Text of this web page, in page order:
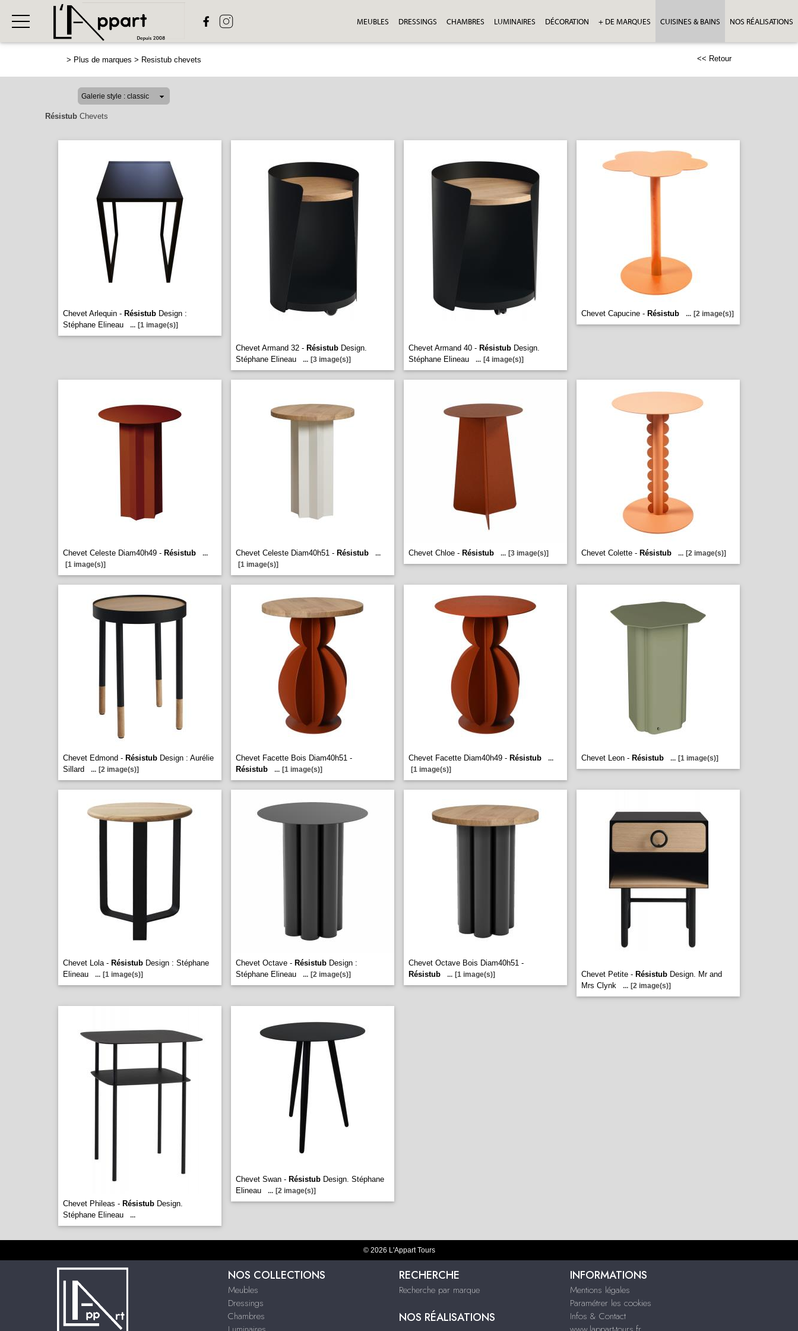
MEUBLES DRESSINGS CHAMBRES LUMINAIRES DÉCORATION + DE MARQUES CUISINES & BAINS NOS RÉALISATIONS
> Plus de marques > Resistub chevets << Retour
Résistub Chevets
Chevet Arlequin - Résistub Design :
Stéphane Elineau
... [1 image(s)]
Chevet Armand 32 - Résistub Design.
Stéphane Elineau
... [3 image(s)]
Chevet Armand 40 - Résistub Design.
Stéphane Elineau
... [4 image(s)]
Chevet Capucine - Résistub ... [2 image(s)]
Chevet Celeste Diam40h49 - Résistub
...
[1 image(s)]
Chevet Celeste Diam40h51 - Résistub
...
[1 image(s)]
Chevet Chloe - Résistub ... [3 image(s)] Chevet Colette - Résistub ... [2 image(s)]
Chevet Edmond - Résistub Design : Aurélie
Sillard
... [2 image(s)]
Chevet Facette Bois Diam40h51 -
Résistub
... [1 image(s)]
Chevet Facette Diam40h49 - Résistub
...
[1 image(s)]
Chevet Leon - Résistub ... [1 image(s)]
Chevet Lola - Résistub Design : Stéphane
Elineau
... [1 image(s)]
Chevet Octave - Résistub Design :
Stéphane Elineau
... [2 image(s)]
Chevet Octave Bois Diam40h51 -
Résistub
... [1 image(s)] Chevet Petite - Résistub Design. Mr and
Mrs Clynk
... [2 image(s)]
Chevet Phileas - Résistub Design.
Stéphane Elineau
...
Chevet Swan - Résistub Design. Stéphane
Elineau
... [2 image(s)]
© 2026 L'Appart Tours
NOS COLLECTIONS
Meubles
Dressings
Chambres
RECHERCHE
Recherche par marque
NOS RÉALISATIONS
INFORMATIONS
Mentions légales
Paramétrer les cookies
Infos & Contact